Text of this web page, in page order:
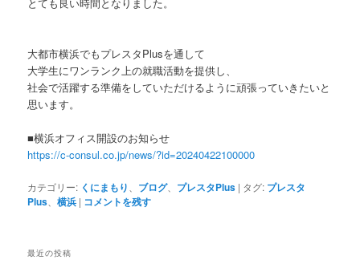
大都市横浜でもプレスタPlusを通して
大学生にワンランク上の就職活動を提供し、
社会で活躍する準備をしていただけるように頑張っていきたいと
思います。
■横浜オフィス開設のお知らせ
https://c-consul.co.jp/news/?id=20240422100000
カテゴリー: くにまもり ブログ、 プレスタPlus | タグ: プレスタ
Plus 、横浜 | コメントを残す
最近の投稿